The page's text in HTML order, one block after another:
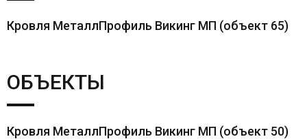
Кровля МеталлПрофиль Викинг МП (объект 65)
ОБЪЕКТЫ
Кровля МеталлПрофиль Викинг МП (объект 50)